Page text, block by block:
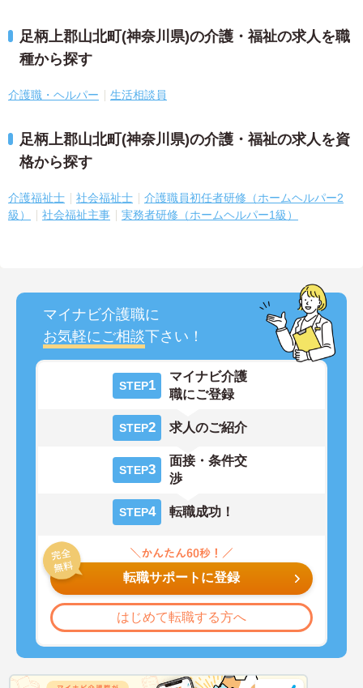
足柄上郡山北町(神奈川県)の介護・福祉の求人を職
種から探す
介護職・ヘルパー 生活相談員
足柄上郡山北町(神奈川県)の介護・福祉の求人を資
格から探す
介護福祉士 社会福祉士
介護職員初任者研修（ホームヘルパー2
級）
社会福祉主事 実務者研修（ホームヘルパー1級）
マイナビ介護職に
お気軽にご相談下さい！
STEP1
マイナビ介護
職にご登録
STEP2 求人のご紹介
STEP3
面接・条件交
渉
STEP4 転職成功！
転職サポートに登録
はじめて転職する方へ